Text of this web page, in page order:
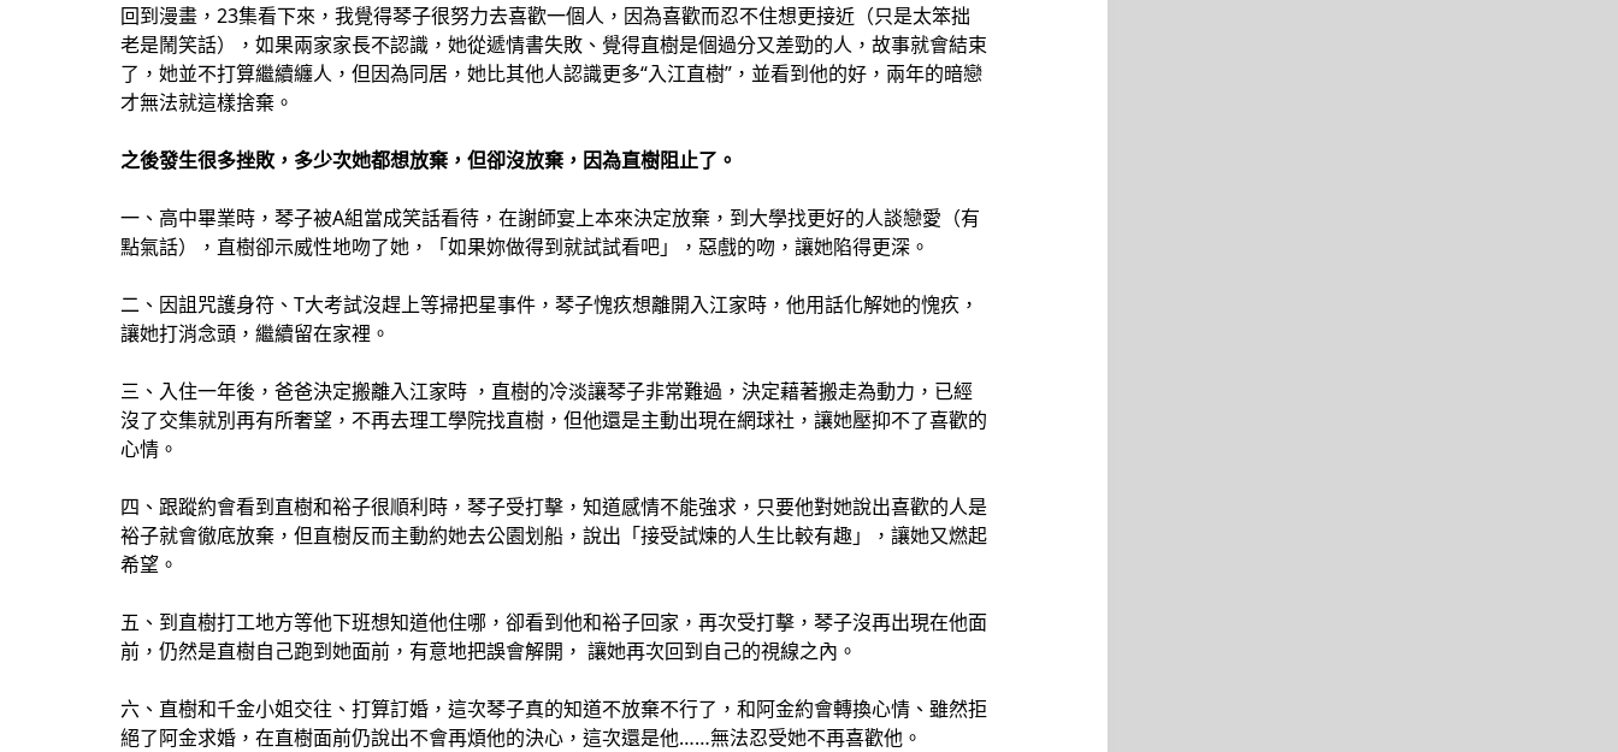
回到漫畫，23集看下來，我覺得琴子很努力去喜歡一個人，因為喜歡而忍不住想更接近（只是太笨拙
老是鬧笑話），如果兩家家長不認識，她從遞情書失敗、覺得直樹是個過分又差勁的人，故事就會結束
了，她並不打算繼續纏人，但因為同居，她比其他人認識更多“入江直樹”，並看到他的好，兩年的暗戀
才無法就這樣捨棄。
之後發生很多挫敗，多少次她都想放棄，但卻沒放棄，因為直樹阻止了。
一、高中畢業時，琴子被A組當成笑話看待，在謝師宴上本來決定放棄，到大學找更好的人談戀愛（有
點氣話），直樹卻示威性地吻了她，「如果妳做得到就試試看吧」，惡戲的吻，讓她陷得更深。
二、因詛咒護身符、T大考試沒趕上等掃把星事件，琴子愧疚想離開入江家時，他用話化解她的愧疚，
讓她打消念頭，繼續留在家裡。
三、入住一年後，爸爸決定搬離入江家時 ，直樹的冷淡讓琴子非常難過，決定藉著搬走為動力，已經
沒了交集就別再有所奢望，不再去理工學院找直樹，但他還是主動出現在網球社，讓她壓抑不了喜歡的
心情。
四、跟蹤約會看到直樹和裕子很順利時，琴子受打擊，知道感情不能強求，只要他對她說出喜歡的人是
裕子就會徹底放棄，但直樹反而主動約她去公園划船，說出「接受試煉的人生比較有趣」，讓她又燃起
希望。
五、到直樹打工地方等他下班想知道他住哪，卻看到他和裕子回家，再次受打擊，琴子沒再出現在他面
前，仍然是直樹自己跑到她面前，有意地把誤會解開， 讓她再次回到自己的視線之內。
六、直樹和千金小姐交往、打算訂婚，這次琴子真的知道不放棄不行了，和阿金約會轉換心情、雖然拒
絕了阿金求婚，在直樹面前仍說出不會再煩他的決心，這次還是他……無法忍受她不再喜歡他。